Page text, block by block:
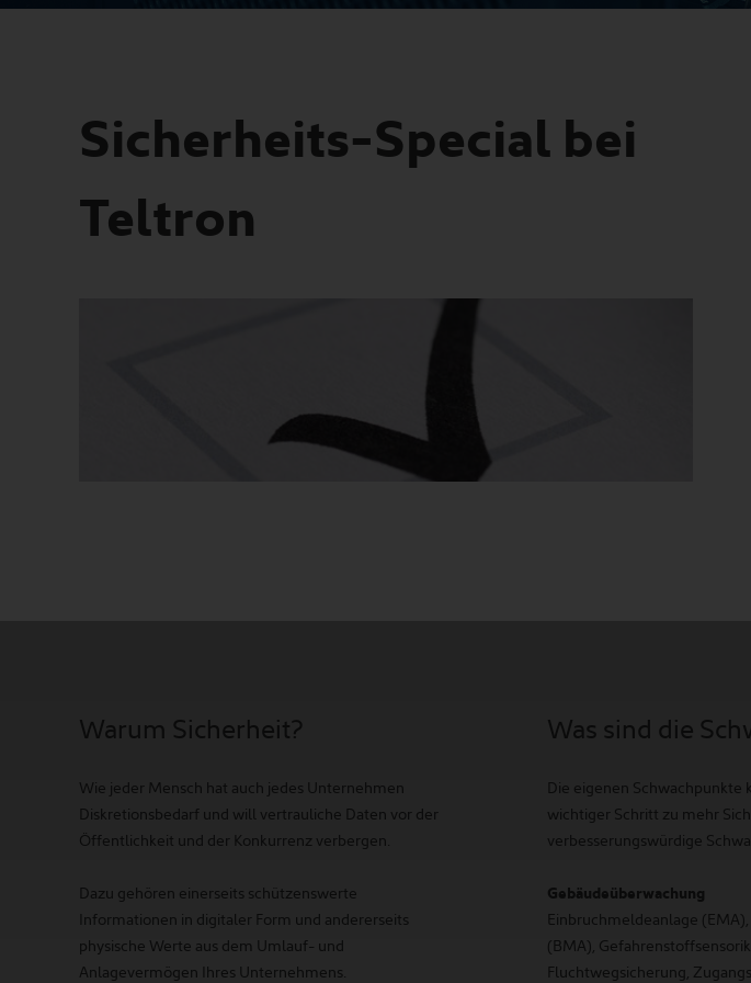
Sicherheits-Special bei
Teltron
Warum Sicherheit?
Wie jeder Mensch hat auch jedes Unternehmen
Diskretionsbedarf und will vertrauliche Daten vor der
Öffentlichkeit und der Konkurrenz verbergen.
Dazu gehören einerseits schützenswerte
Informationen in digitaler Form und andererseits
physische Werte aus dem Umlauf- und
Anlagevermögen Ihres Unternehmens.
Was sind die
Die eigenen Schwachpunkte
wichtiger Schritt zu mehr
verbesserungswürdige
Gebäudeüberwachung
Einbruchmeldeanlage
(BMA),
Fluchtwegsicherung,